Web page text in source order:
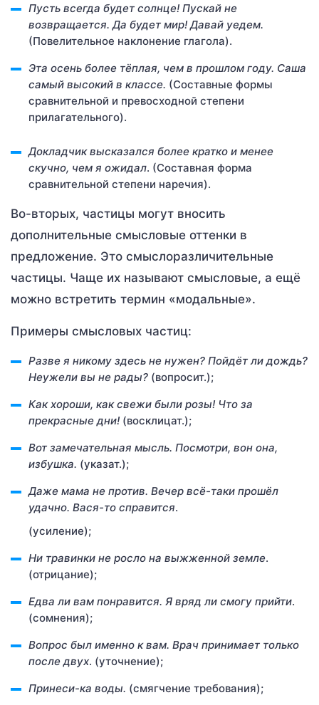
Пусть всегда будет солнце! Пускай не
возвращается. Да будет мир! Давай уедем.
(Повелительное наклонение глагола).
Эта осень более тёплая, чем в прошлом году. Саша
самый высокий в классе. (Составные формы
сравнительной и превосходной степени
прилагательного).
Докладчик высказался более кратко и менее
скучно, чем я ожидал. (Составная форма
сравнительной степени наречия).
Во-вторых, частицы могут вносить
дополнительные смысловые оттенки в
предложение. Это смыслоразличительные
частицы. Чаще их называют смысловые, а ещё
можно встретить термин «модальные».
Примеры смысловых частиц:
Разве я никому здесь не нужен? Пойдёт ли дождь?
Неужели вы не рады? (вопросит.);
Какхороши, как свежи были розы! Что за
прекрасные дни! (восклицат.);
Вот замечательная мысль. Посмотри, вон она,
избушка. (указат.);
Даже мама не против. Вечер всё-таки прошёл
удачно. Вася-то справится.
(усиление);
Ни травинки не росло на выжженной земле.
(отрицание);
Едва ли вам понравится. Я вряд ли смогу прийти.
(сомнения);
Вопрос был именно к вам. Врач принимает только
после двух. (уточнение);
Принеси-ка воды. (смягчение требования);